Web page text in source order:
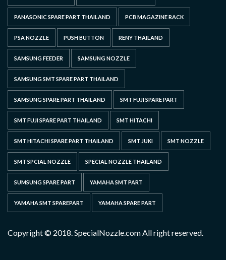
PANASONIC SPARE PART THAILAND PCB MAGAZINE RACK
PSA NOZZLE PUSH BUTTON RENY THAILAND
SAMSUNG FEEDER SAMSUNG NOZZLE
SAMSUNG SMT SPARE PART THAILAND
SAMSUNG SPARE PART THAILAND SMT FUJI SPARE PART
SMT FUJI SPARE PART THAILAND SMT HITACHI
SMT HITACHI SPARE PART THAILAND SMT JUKI SMT NOZZLE
SMT SPCIAL NOZZLE SPECIAL NOZZLE THAILAND
SUMSUNG SPARE PART YAMAHA SMT PART
YAMAHA SMT SPAREPART YAMAHA SPARE PART
Copyright © 2018. SpecialNozzle.com All right reserved.